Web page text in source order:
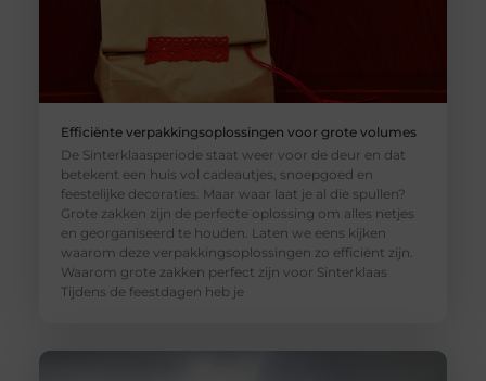
Efficiënte verpakkingsoplossingen voor grote volumes
De Sinterklaasperiode staat weer voor de deur en dat
betekent een huis vol cadeautjes, snoepgoed en
feestelijke decoraties. Maar waar laat je al die spullen?
Grote zakken zijn de perfecte oplossing om alles netjes
en georganiseerd te houden. Laten we eens kijken
waarom deze verpakkingsoplossingen zo efficiënt zijn.
Waarom grote zakken perfect zijn voor Sinterklaas
Tijdens de feestdagen heb je